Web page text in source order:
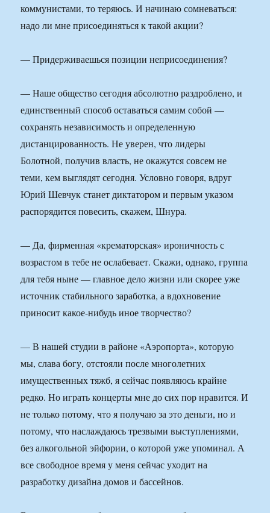
коммунистами, то теряюсь. И начинаю сомневаться:
надо ли мне присоединяться к такой акции?
— Придерживаешься позиции неприсоединения?
— Наше общество сегодня абсолютно раздроблено, и
единственный способ оставаться самим собой —
сохранять независимость и определенную
дистанцированность. Не уверен, что лидеры
Болотной, получив власть, не окажутся совсем не
теми, кем выглядят сегодня. Условно говоря, вдруг
Юрий Шевчук станет диктатором и первым указом
распорядится повесить, скажем, Шнура.
— Да, фирменная «крематорская» ироничность с
возрастом в тебе не ослабевает. Скажи, однако, группа
для тебя ныне — главное дело жизни или скорее уже
источник стабильного заработка, а вдохновение
приносит какое-нибудь иное творчество?
— В нашей студии в районе «Аэропорта», которую
мы, слава богу, отстояли после многолетних
имущественных тяжб, я сейчас появляюсь крайне
редко. Но играть концерты мне до сих пор нравится. И
не только потому, что я получаю за это деньги, но и
потому, что наслаждаюсь трезвыми выступлениями,
без алкогольной эйфории, о которой уже упоминал. А
все свободное время у меня сейчас уходит на
разработку дизайна домов и бассейнов.